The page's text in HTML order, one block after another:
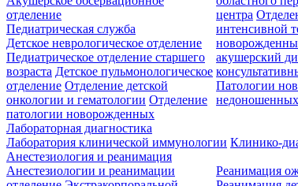
отделение
центра
интенсивной
акушерский
Патологии
недоношенных
Педиатрическая служба
Детское неврологическое отделение
Педиатрическое отделение старшего
возраста Детское пульмонологическое
отделение Отделение детской
онкологии и гематологии Отделение
патологии новорожденных
Лабораторная диагностика
Лаборатория клинической иммунологии Клинико-
Анестезиология и реанимация
Анестезиологии и реанимации
Реанимация